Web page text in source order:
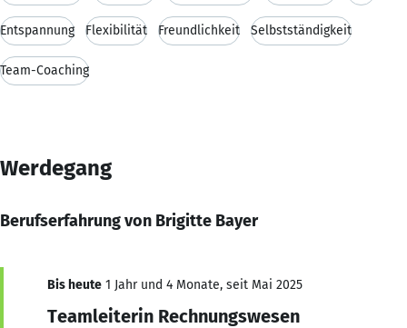
Entspannung Flexibilität Freundlichkeit Selbstständigkeit
Team-Coaching
Werdegang
Berufserfahrung von Brigitte Bayer
Bis heute 1 Jahr und 4 Monate, seit Mai 2025
Teamleiterin Rechnungswesen